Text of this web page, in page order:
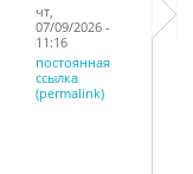
чт,
07/09/2026 -
11:16
постоянная
ссылка
(permalink)